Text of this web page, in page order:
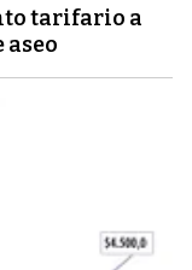
tarifario a
aseo